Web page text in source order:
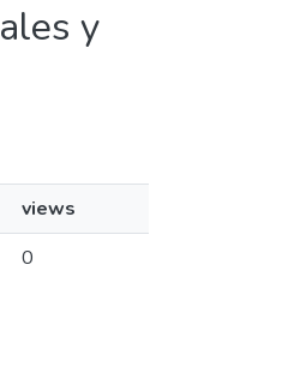
y
views
0